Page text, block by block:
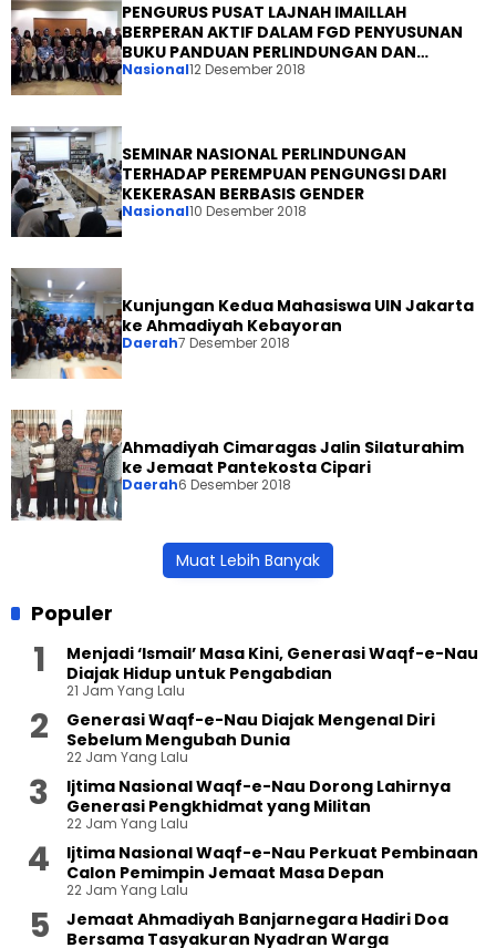
PENGURUS PUSAT LAJNAH IMAILLAH
BERPERAN AKTIF DALAM FGD PENYUSUNAN
BUKU PANDUAN PERLINDUNGAN DAN
PEMENUHAN HAK ANAK
Nasional12 Desember 2018
SEMINAR NASIONAL PERLINDUNGAN
TERHADAP PEREMPUAN PENGUNGSI DARI
KEKERASAN BERBASIS GENDER
Nasional10 Desember 2018
Kunjungan Kedua Mahasiswa UIN Jakarta
ke Ahmadiyah Kebayoran
Daerah7 Desember 2018
Ahmadiyah Cimaragas Jalin Silaturahim
ke Jemaat Pantekosta Cipari
Daerah6 Desember 2018
Muat Lebih Banyak
Populer
Menjadi ‘Ismail’ Masa Kini, Generasi Waqf-e-Nau
Diajak Hidup untuk Pengabdian
21 Jam Yang Lalu
Generasi Waqf-e-Nau Diajak Mengenal Diri
Sebelum Mengubah Dunia
22 Jam Yang Lalu
Ijtima Nasional Waqf-e-Nau Dorong Lahirnya
Generasi Pengkhidmat yang Militan
22 Jam Yang Lalu
Ijtima Nasional Waqf-e-Nau Perkuat Pembinaan
Calon Pemimpin Jemaat Masa Depan
22 Jam Yang Lalu
Jemaat Ahmadiyah Banjarnegara Hadiri Doa
Bersama Tasyakuran Nyadran Warga